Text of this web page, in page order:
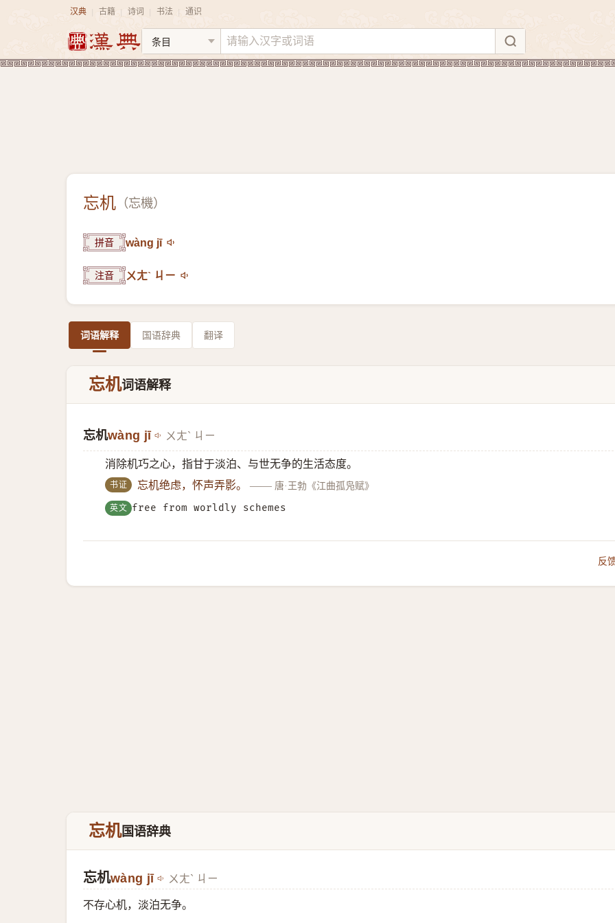
汉典 古籍 诗词 书法 通识
忘机 （忘機）
拼音 wàng jī
注音 ㄨㄤˋ ㄐㄧ
词语解释 国语辞典 翻译
忘机词语解释
忘机wàng jī ㄨㄤˋ ㄐㄧ
消除机巧之心，指甘于淡泊、与世无争的生活态度。
书证 忘机绝虑，怀声弄影。 —— 唐·王勃《江曲孤凫赋》
英文 free from worldly schemes
反
忘机国语辞典
忘机wàng jī ㄨㄤˋ ㄐㄧ
不存心机，淡泊无争。